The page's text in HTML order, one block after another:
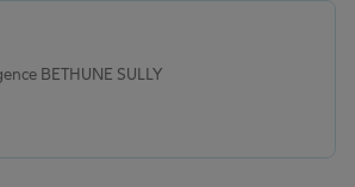
BETHUNE SULLY